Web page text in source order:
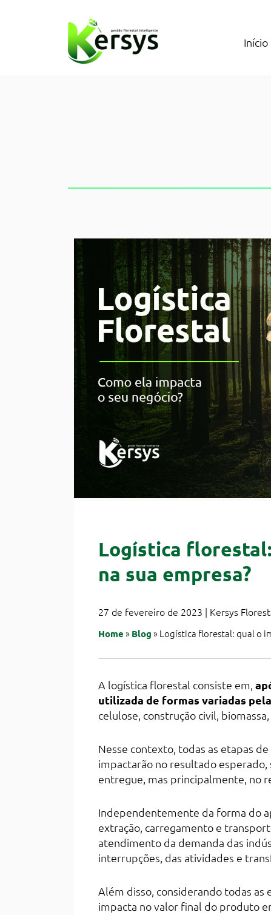
Início
Logística
na sua empresa?
27 de fevereiro de 2023 | Kersys
Home » Blog » Logística florestal: qual o
A logística florestal consiste em,
utilizada de formas variadas
celulose, construção civil,
Nesse contexto, todas as etapas
impactarão no resultado
entregue, mas principalmente, no
Independentemente da forma do
extração, carregamento e
atendimento da demanda das
interrupções, das atividades e
Além disso, considerando todas
impacta no valor final do produto